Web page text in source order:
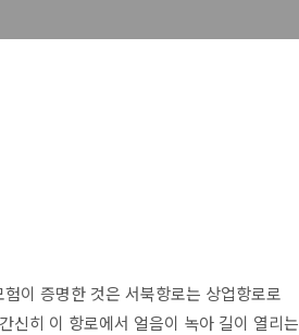
이 증명한 것은 서북항로는 상업항로로
신히 이 항로에서 얼음이 녹아 길이 열리는